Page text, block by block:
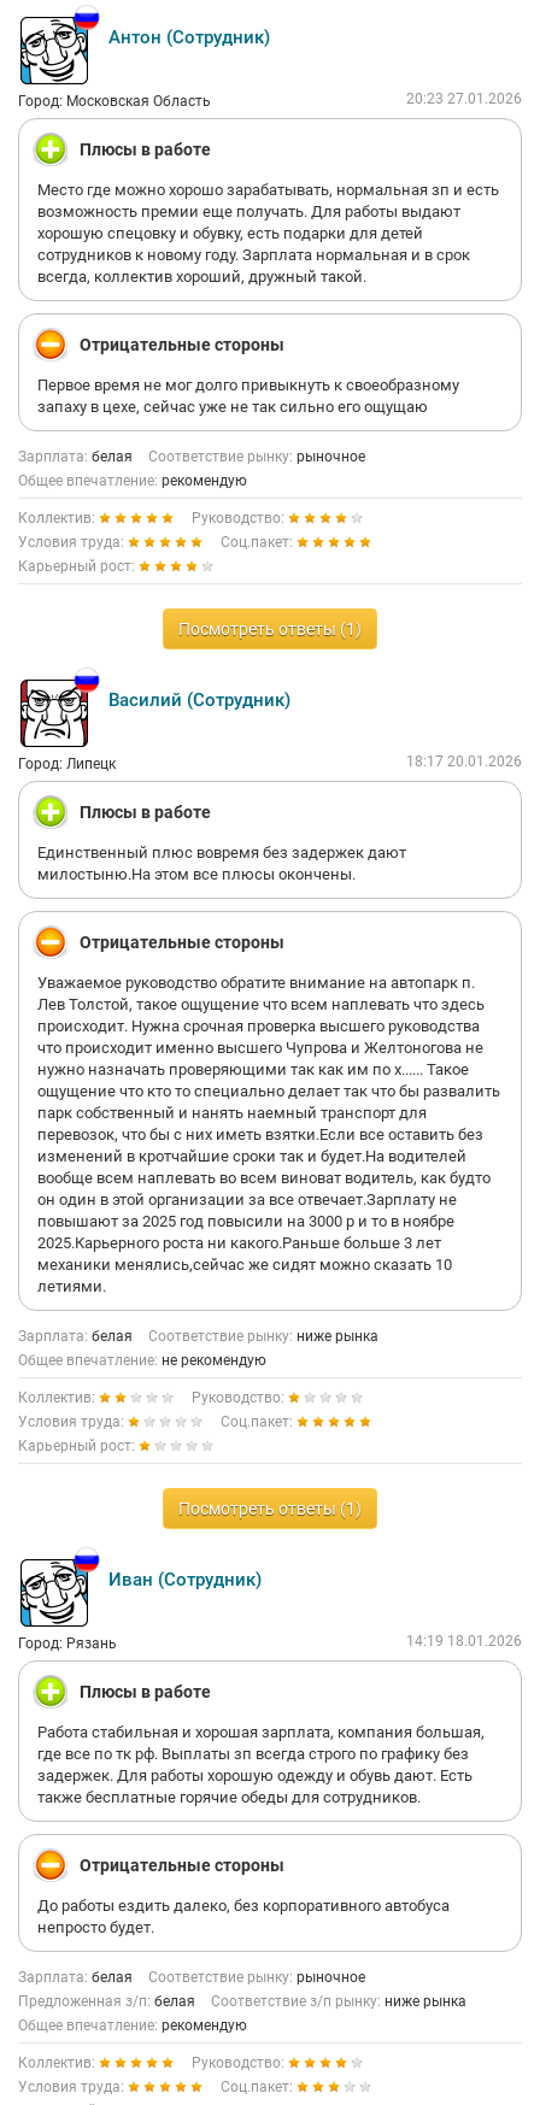
Антон (Сотрудник)
Город: Московская Область 20:23 27.01.2026
Плюсы в работе
Место где можно хорошо зарабатывать, нормальная зп и есть
возможность премии еще получать. Для работы выдают
хорошую спецовку и обувку, есть подарки для детей
сотрудников к новому году. Зарплата нормальная и в срок
всегда, коллектив хороший, дружный такой.
Отрицательные стороны
Первое время не мог долго привыкнуть к своеобразному
запаху в цехе, сейчас уже не так сильно его ощущаю
Зарплата: белая Соответствие рынку: рыночное
Общее впечатление: рекомендую
Коллектив:
Руководство:
Условия труда:
Соц.пакет:
Карьерный рост:
Посмотреть ответы (1)
Василий (Сотрудник)
Город: Липецк 18:17 20.01.2026
Плюсы в работе
Единственный плюс вовремя без задержек дают
милостыню.На этом все плюсы окончены.
Отрицательные стороны
Уважаемое руководство обратите внимание на автопарк п.
Лев Толстой, такое ощущение что всем наплевать что здесь
происходит. Нужна срочная проверка высшего руководства
что происходит именно высшего Чупрова и Желтоногова не
нужно назначать проверяющими так как им по х...... Такое
ощущение что кто то специально делает так что бы развалить
парк собственный и нанять наемный транспорт для
перевозок, что бы с них иметь взятки.Если все оставить без
изменений в кротчайшие сроки так и будет.На водителей
вообще всем наплевать во всем виноват водитель, как будто
он один в этой организации за все отвечает.Зарплату не
повышают за 2025 год повысили на 3000 р и то в ноябре
2025.Карьерного роста ни какого.Раньше больше 3 лет
механики менялись,сейчас же сидят можно сказать 10
летиями.
Зарплата: белая Соответствие рынку: ниже рынка
Общее впечатление: не рекомендую
Коллектив:
Руководство:
Условия труда:
Соц.пакет:
Карьерный рост:
Посмотреть ответы (1)
Иван (Сотрудник)
Город: Рязань 14:19 18.01.2026
Плюсы в работе
Работа стабильная и хорошая зарплата, компания большая,
где все по тк рф. Выплаты зп всегда строго по графику без
задержек. Для работы хорошую одежду и обувь дают. Есть
также бесплатные горячие обеды для сотрудников.
Отрицательные стороны
До работы ездить далеко, без корпоративного автобуса
непросто будет.
Зарплата: белая Соответствие рынку: рыночное
Предложенная з/п: белая Соответствие з/п рынку: ниже рынка
Общее впечатление: рекомендую
Коллектив:
Руководство:
Условия труда:
Соц.пакет: